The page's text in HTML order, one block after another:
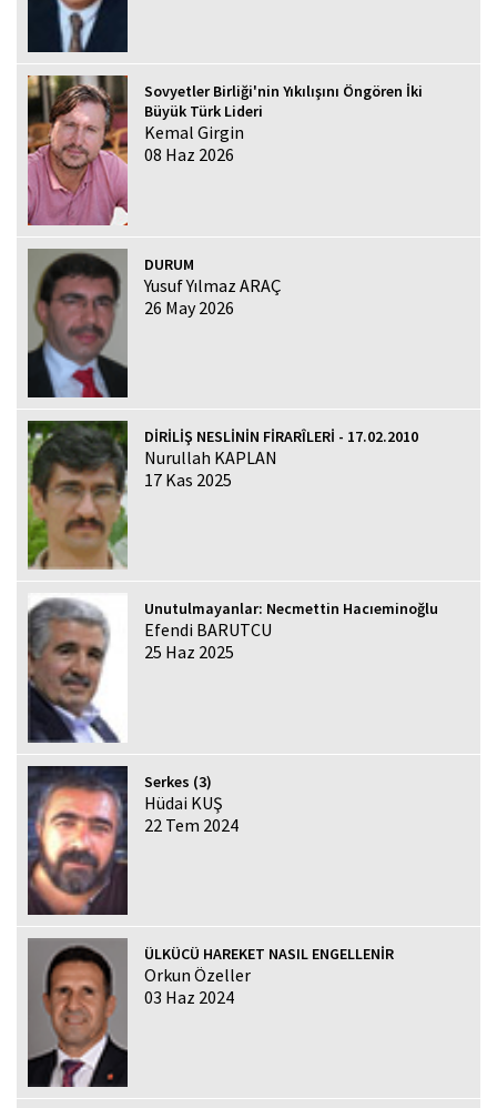
Sovyetler Birliği'nin Yıkılışını Öngören İki
Büyük Türk Lideri
Kemal Girgin
08 Haz 2026
DURUM
Yusuf Yılmaz ARAÇ
26 May 2026
DİRİLİŞ NESLİNİN FİRARÎLERİ - 17.02.2010
Nurullah KAPLAN
17 Kas 2025
Unutulmayanlar: Necmettin Hacıeminoğlu
Efendi BARUTCU
25 Haz 2025
Serkes (3)
Hüdai KUŞ
22 Tem 2024
ÜLKÜCÜ HAREKET NASIL ENGELLENİR
Orkun Özeller
03 Haz 2024